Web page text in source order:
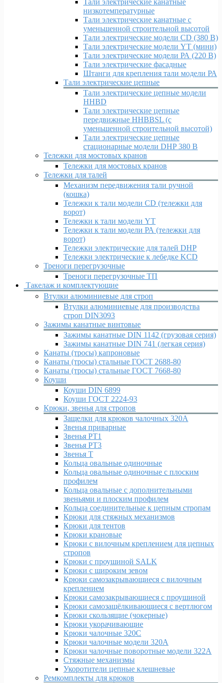
низкотемпературные
Тали электрические канатные с
уменьшенной строительной высотой
Тали электрические модели CD (380 В)
Тали электрические модели YT (мини)
Тали электрические модели РА (220 В)
Тали электрические фасадные
Штанги для крепления тали модели РА
Тали электрические цепные
Тали электрические цепные модели
HHBD
Тали электрические цепные
передвижные HHBBSL (с
уменьшенной строительной высотой)
Тали электрические цепные
стационарные модели DHP 380 В
Тележки для мостовых кранов
Тележки для мостовых кранов
Тележки для талей
Механизм передвижения тали ручной
(кошка)
Тележки к тали модели CD (тележки для
ворот)
Тележки к тали модели YT
Тележки к тали модели РА (тележки для
ворот)
Тележки электрические для талей DHP
Тележки электрические к лебедке KCD
Треноги перегрузочные
Треноги перегрузочные ТП
Такелаж и комплектующие
Втулки алюминиевые для строп
Втулки алюминиевые для производства
строп DIN3093
Зажимы канатные винтовые
Зажимы канатные DIN 1142 (грузовая серия)
Зажимы канатные DIN 741 (легкая серия)
Канаты (тросы) капроновые
Канаты (тросы) стальные ГОСТ 2688-80
Канаты (тросы) стальные ГОСТ 7668-80
Коуши
Коуши DIN 6899
Коуши ГОСТ 2224-93
Крюки, звенья для стропов
Защелки для крюков чалочных 320А
Звенья приварные
Звенья РТ1
Звенья РТ3
Звенья Т
Кольца овальные одиночные
Кольца овальные одиночные c плоским
профилем
Кольца овальные с дополнительными
звеньями и плоским профилем
Кольца соединительные к цепным стропам
Крюки для стяжных механизмов
Крюки для тентов
Крюки крановые
Крюки с вилочным креплением для цепных
стропов
Крюки с проушиной SALK
Крюки с широким зевом
Крюки самозакрывающиеся с вилочным
креплением
Крюки самозакрывающиеся с проушиной
Крюки самозащёлкивающиеся с вертлюгом
Крюки скользящие (чокерные)
Крюки укорачивающие
Крюки чалочные 320C
Крюки чалочные модели 320А
Крюки чалочные поворотные модели 322А
Стяжные механизмы
Укоротители цепные клешневые
Ремкомплекты для крюков